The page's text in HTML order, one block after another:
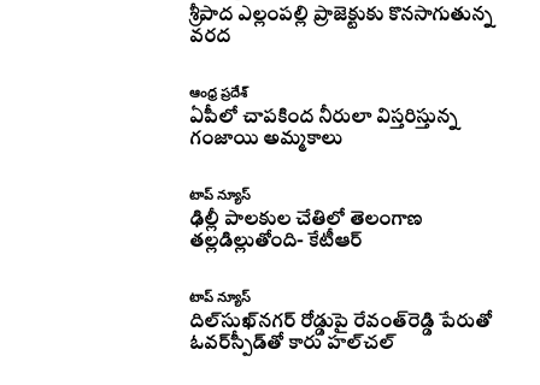
శ్రీపాద ఎల్లంపల్లి ప్రాజెక్టుకు కొనసాగుతున్న
వరద
ఆంధ్ర ప్రదేశ్
ఏపీలో చాపకింద నీరులా విస్తరిస్తున్న
గంజాయి అమ్మకాలు
టాప్ న్యూస్
ఢిల్లీ పాలకుల చేతిలో తెలంగాణ
తల్లడిల్లుతోంది- కేటీఆర్
టాప్ న్యూస్
దిల్‌సుఖ్‌నగర్‌ రోడ్డుపై రేవంత్‌రెడ్డి పేరుతో
ఓవర్‌స్పీడ్‌తో కారు హల్‌చల్‌